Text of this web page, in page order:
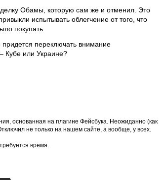
Обамы, которую сам же и отменил. Это
испытывать облегчение от того, что
покупать.
придется переключать внимание
Кубе или Украине?
основанная на плагине Фейсбука. Неожиданно (как
не только на нашем сайте, а вообще, у всех.
время.